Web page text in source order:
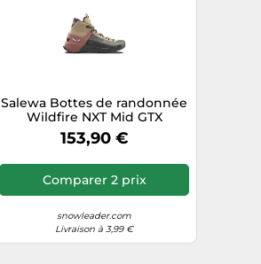
Salewa Bottes de randonnée
Wildfire NXT Mid GTX
imperméables Gore-Tex
femme Sable mouvant/rouge
153,90 €
Comparer 2 prix
snowleader.com
Livraison à 3,99 €